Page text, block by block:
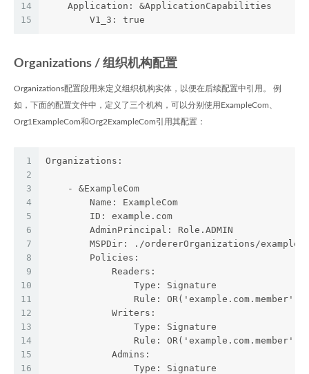
14
15
    Application: &ApplicationCapabilities
        V1_3: true
Organizations / 组织机构配置
Organizations配置段用来定义组织机构实体，以便在后续配置中引用。 例
如，下面的配置文件中，定义了三个机构，可以分别使用ExampleCom、
Org1ExampleCom和Org2ExampleCom引用其配置：
1
2
3
4
5
6
7
8
9
10
11
12
13
14
15
16
Organizations:
    - &ExampleCom
        Name: ExampleCom
        ID: example.com
        AdminPrincipal: Role.ADMIN
MSPDir: ./ordererOrganizations/
        Policies:
            Readers:
                Type: Signature
                Rule: OR('example.com.member')
            Writers:
                Type: Signature
                Rule: OR('example.com.member')
            Admins:
                Type: Signature